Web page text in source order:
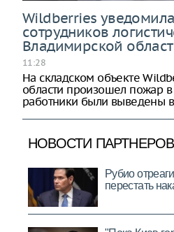
Wildberries
сотрудников
Владимирской
11:28
На складском объекте
области произошел пожар в
работники были выведены